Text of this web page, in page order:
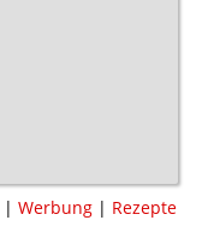
| Werbung | Rezepte